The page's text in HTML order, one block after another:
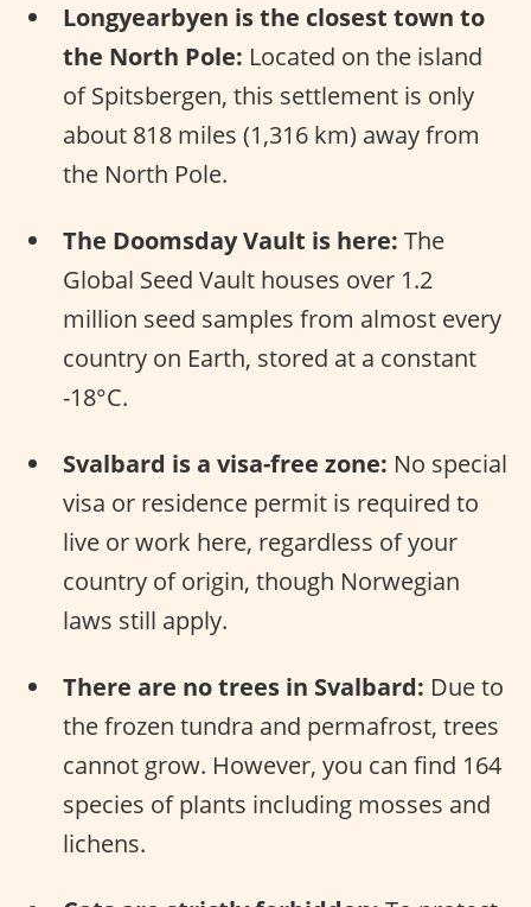
Longyearbyen is the closest town to
the North Pole: Located on the island
of Spitsbergen, this settlement is only
about 818 miles (1,316 km) away from
the North Pole.
The Doomsday Vault is here: The
Global Seed Vault houses over 1.2
million seed samples from almost every
country on Earth, stored at a constant
-18°C.
Svalbard is a visa-free zone: No special
visa or residence permit is required to
live or work here, regardless of your
country of origin, though Norwegian
laws still apply.
There are no trees in Svalbard: Due to
the frozen tundra and permafrost, trees
cannot grow. However, you can find 164
species of plants including mosses and
lichens.